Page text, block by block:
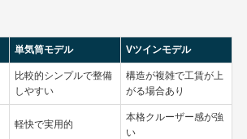
単気筒モデル Vツインモデル
比較的シンプルで整備
しやすい
構造が複雑で工賃が上
がる場合あり
軽快で実用的
本格クルーザー感が強
い